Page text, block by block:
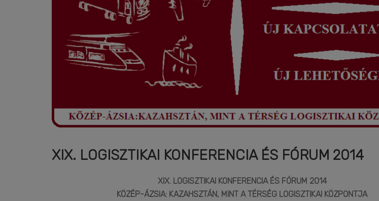
XIX. LOGISZTIKAI KONFERENCIA ÉS FÓRUM 2014
XIX. LOGISZTIKAI KONFERENCIA ÉS FÓRUM 2014
KÖZÉP-ÁZSIA: KAZAHSZTÁN, MINT A TÉRSÉG LOGISZTIKAI KÖZPONTJA